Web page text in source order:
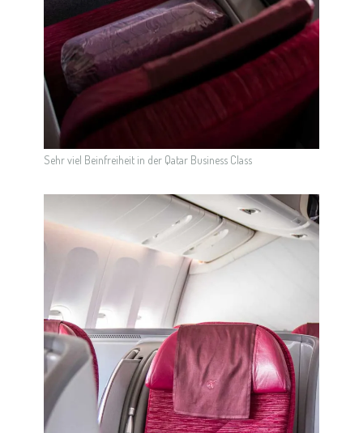
Sehr viel Beinfreiheit in der Qatar Business Class